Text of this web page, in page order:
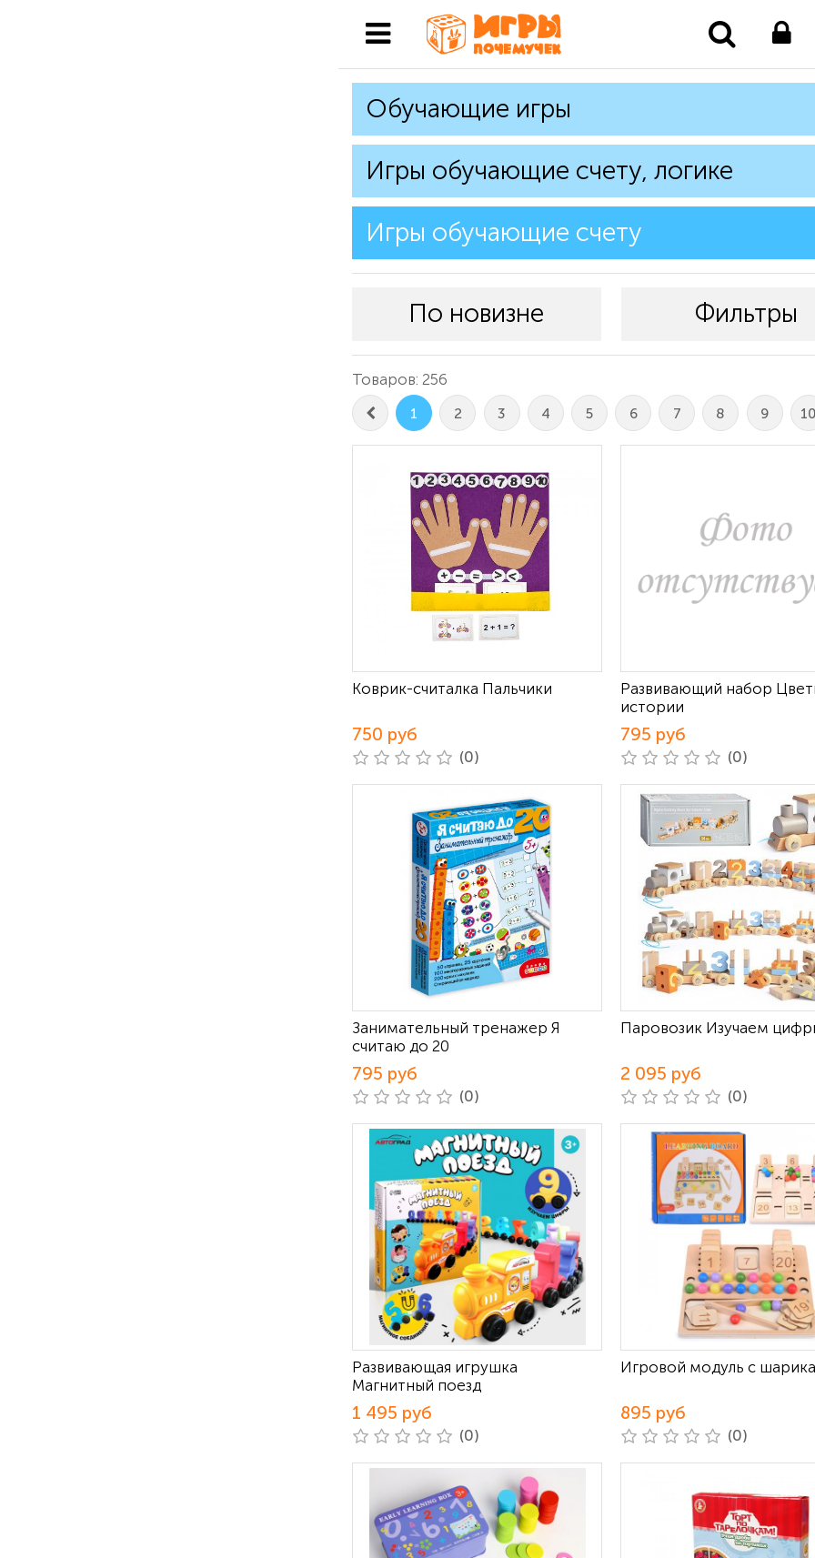
Обучающие игры
Игры обучающие счету, логике
Игры обучающие счету
По новизне Фильтры
Товаров: 256
1 2 3 4 5 6 7 8 9
Коврик-считалка Пальчики
750 руб
(0)
Развивающий набор
истории
795 руб
(0)
Занимательный тренажер Я
считаю до 20
795 руб
(0)
Паровозик Изучаем
2 095 руб
(0)
Развивающая игрушка
Магнитный поезд
1 495 руб
(0)
Игровой модуль с
895 руб
(0)